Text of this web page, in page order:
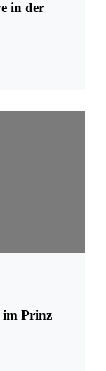
in der
im Prinz